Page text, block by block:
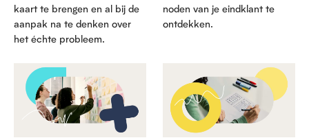
kaart te brengen en al bij de
aanpak na te denken over
het échte probleem.
noden van je eindklant te
ontdekken.